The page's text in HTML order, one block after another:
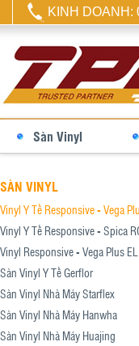
KINH DOANH:
Sàn Vinyl
SÀN VINYL
Vinyl Y Tế Responsive - Vega
Vinyl Y Tế Responsive - Spica
Vinyl Responsive - Vega Plus EL
Sàn Vinyl Y Tế Gerflor
Sàn Vinyl Nhà Máy Starflex
Sàn Vinyl Nhà Máy Hanwha
Sàn Vinyl Nhà Máy Huajing